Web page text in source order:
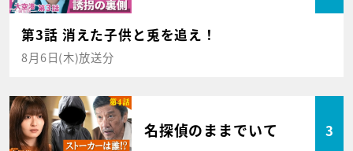
第3話 消えた子供と兎を追え！
8月6日(木)放送分
名探偵のままでいて 3